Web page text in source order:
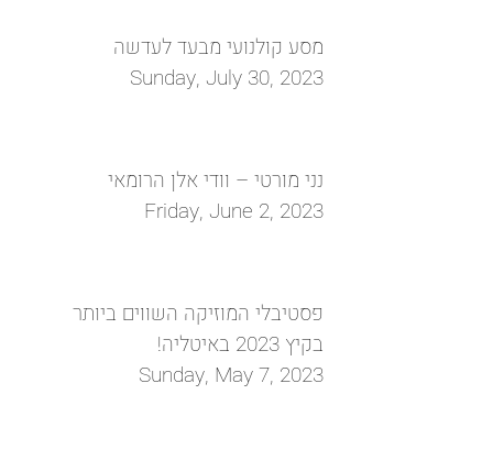
מסע קולנועי מבעד לעדשה
Sunday, July 30, 2023
נני מורטי – וודי אלן הרומאי
Friday, June 2, 2023
פסטיבלי המוזיקה השווים ביותר
בקיץ 2023 באיטליה!
Sunday, May 7, 2023